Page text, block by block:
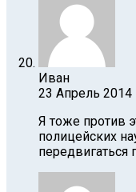
Иван
23 Апрель 2014
Я тоже против
полицейских
передвигаться